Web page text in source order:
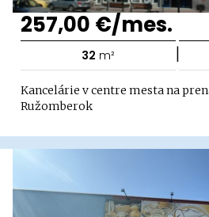
257,00 €/mes.
32 m² |
Kancelárie v centre mesta na
Ružomberok